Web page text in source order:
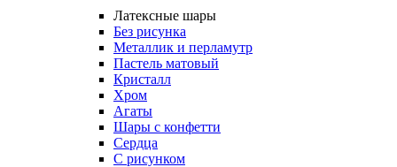
Латексные шары
Без рисунка
Металлик и перламутр
Пастель матовый
Кристалл
Хром
Агаты
Шары с конфетти
Сердца
С рисунком